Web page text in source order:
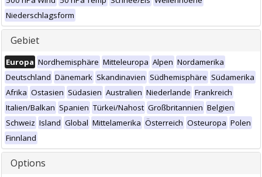
Niederschlagsform
Gebiet
Europa Nordhemisphäre Mitteleuropa Alpen Nordamerika
Deutschland Dänemark Skandinavien Südhemisphäre Südamerika
Afrika Ostasien Südasien Australien Niederlande Frankreich
Italien/Balkan Spanien Türkei/Nahost Großbritannien Belgien
Schweiz Island Global Mittelamerika Österreich Osteuropa Polen
Finnland
Options